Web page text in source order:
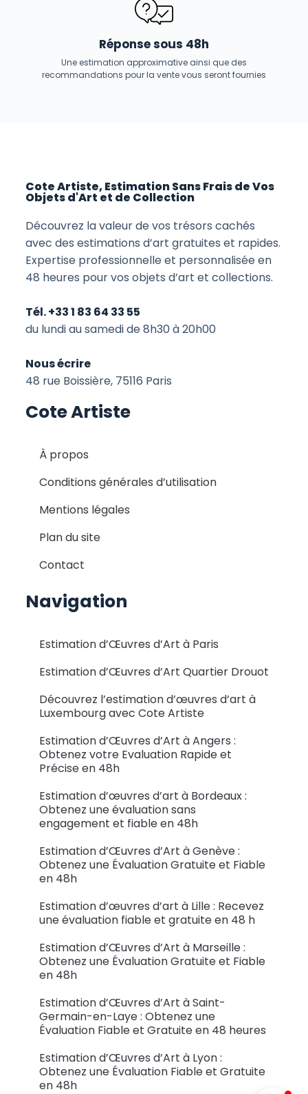
Réponse sous 48h
Une estimation approximative ainsi que des
recommandations pour la vente vous seront fournies
Cote Artiste, Estimation Sans Frais de Vos
Objets d'Art et de Collection
Découvrez la valeur de vos trésors cachés
avec des estimations d’art gratuites et rapides.
Expertise professionnelle et personnalisée en
48 heures pour vos objets d’art et collections.
Tél. +33 1 83 64 33 55
du lundi au samedi de 8h30 à 20h00
Nous écrire
48 rue Boissière, 75116 Paris
Cote Artiste
À propos
Conditions générales d’utilisation
Mentions légales
Plan du site
Contact
Navigation
Estimation d’Œuvres d’Art à Paris
Estimation d’Œuvres d’Art Quartier Drouot
Découvrez l’estimation d’œuvres d’art à
Luxembourg avec Cote Artiste
Estimation d’Œuvres d’Art à Angers :
Obtenez votre Evaluation Rapide et
Précise en 48h
Estimation d’œuvres d’art à Bordeaux :
Obtenez une évaluation sans
engagement et fiable en 48h
Estimation d’Œuvres d’Art à Genève :
Obtenez une Évaluation Gratuite et Fiable
en 48h
Estimation d’œuvres d’art à Lille : Recevez
une évaluation fiable et gratuite en 48 h
Estimation d’Œuvres d’Art à Marseille :
Obtenez une Évaluation Gratuite et Fiable
en 48h
Estimation d’Œuvres d’Art à Saint-
Germain-en-Laye : Obtenez une
Évaluation Fiable et Gratuite en 48 heures
Estimation d’Œuvres d’Art à Lyon :
Obtenez une Évaluation Fiable et Gratuite
en 48h